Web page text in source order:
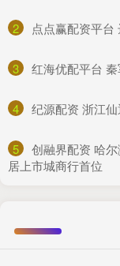
2 点点赢配资平台
3 红海优配平台
4 纪源配资 浙江
5
创融界配资 哈
居上市城商行首位